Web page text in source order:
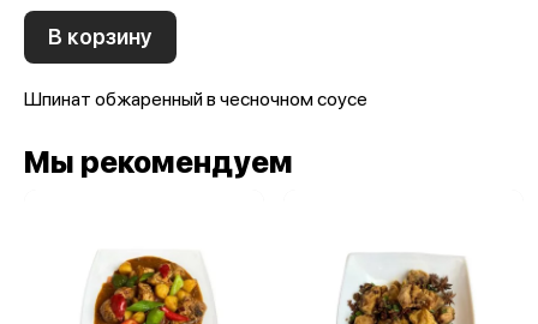
В корзину
Шпинат обжаренный в чесночном соусе
Мы рекомендуем